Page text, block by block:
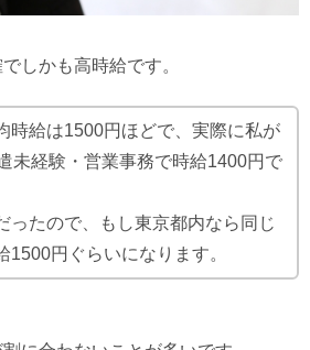
しかも高時給です。
時給は1500円ほどで、実際に私が
未経験・営業事務で時給1400円で
ったので、もし東京都内なら同じ
1500円ぐらいになります。